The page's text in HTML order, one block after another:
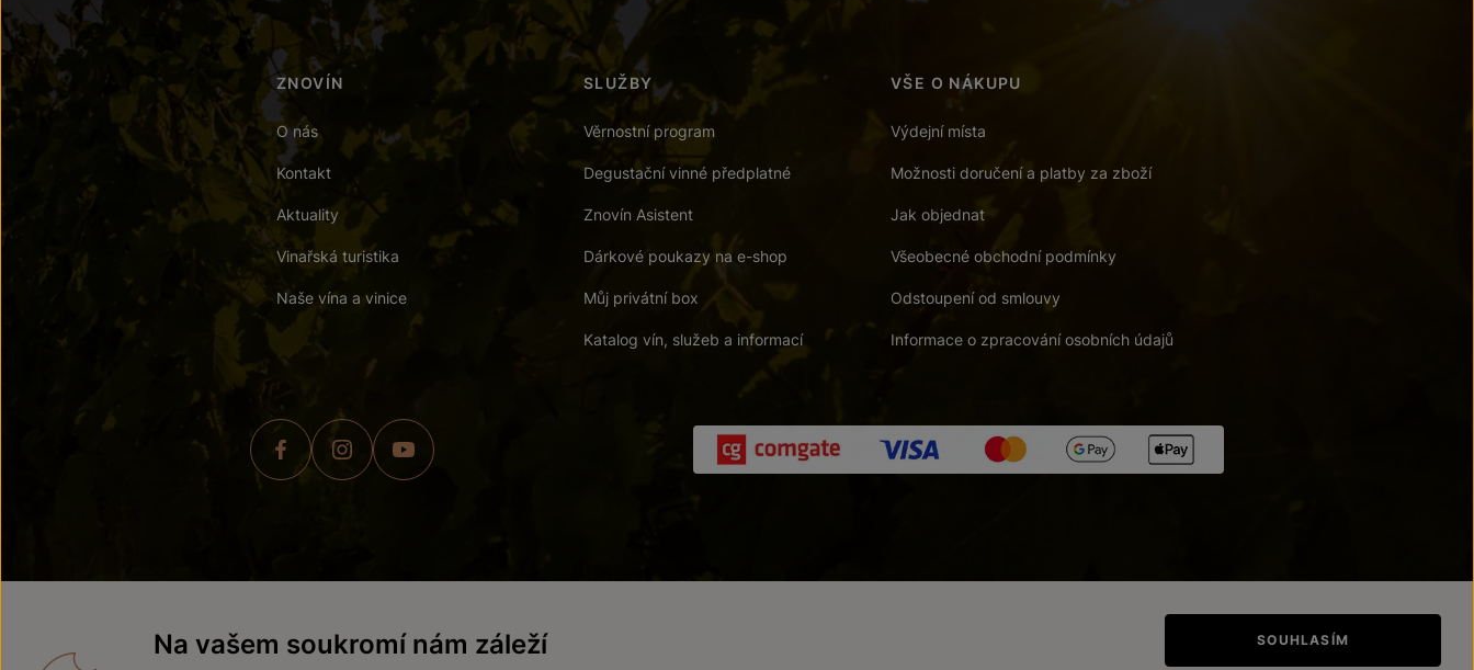
ZNOVÍN
O nás
Kontakt
Aktuality
Vinařská turistika
Naše vína a vinice
SLUŽBY
Věrnostní program
Degustační vinné předplatné
Znovín Asistent
Dárkové poukazy na e-shop
Můj privátní box
Katalog vín, služeb a informací
VŠE O NÁKUPU
Výdejní místa
Možnosti doručení a platby za zboží
Jak objednat
Všeobecné obchodní podmínky
Odstoupení od smlouvy
Informace o zpracování osobních údajů
Zákaz prodeje alkoholických nápojů osobám mladším 18 let.
Na vašem soukromí nám záleží SOUHLASÍM